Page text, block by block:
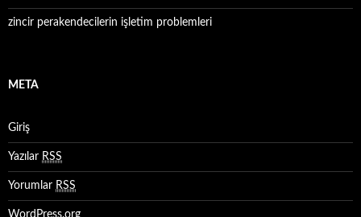
zincir perakendecilerin işletim problemleri
META
Giriş
Yazılar RSS
Yorumlar RSS
WordPress.org